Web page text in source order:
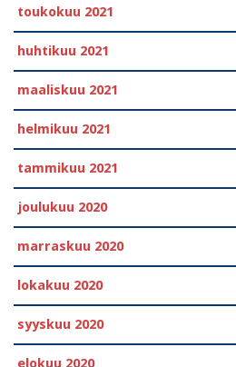
toukokuu 2021
huhtikuu 2021
maaliskuu 2021
helmikuu 2021
tammikuu 2021
joulukuu 2020
marraskuu 2020
lokakuu 2020
syyskuu 2020
elokuu 2020